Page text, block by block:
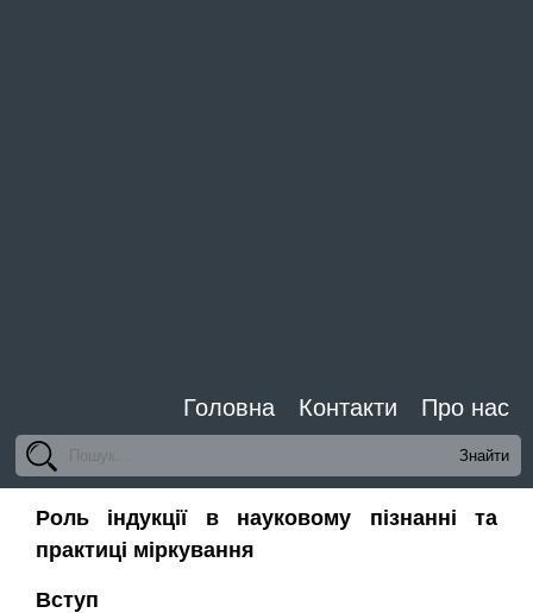
Головна Контакти Про нас
Роль індукції в науковому пізнанні та
практиці міркування
Вступ